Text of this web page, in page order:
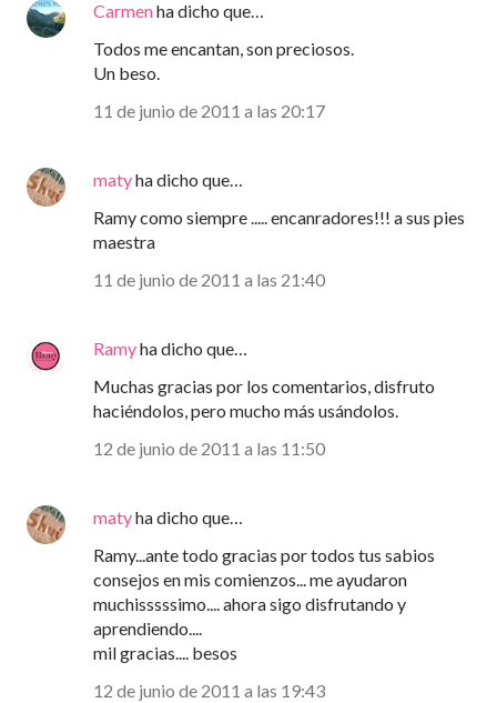
Carmenha dicho que…
Todos me encantan, son preciosos.
Un beso.
11 de junio de 2011 a las 20:17
matyha dicho que…
Ramy como siempre ..... encanradores!!! a sus pies
maestra
11 de junio de 2011 a las 21:40
Ramyha dicho que…
Muchas gracias por los comentarios, disfruto
haciéndolos, pero mucho más usándolos.
12 de junio de 2011 a las 11:50
matyha dicho que…
Ramy...ante todo gracias por todos tus sabios
consejos en mis comienzos... me ayudaron
muchisssssimo.... ahora sigo disfrutando y
aprendiendo....
mil gracias.... besos
12 de junio de 2011 a las 19:43